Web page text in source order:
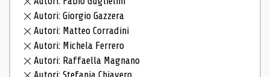
Autori: Giorgio Gazzera
Autori: Matteo Corradini
Autori: Michela Ferrero
Autori: Raffaella Magnano